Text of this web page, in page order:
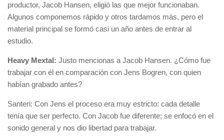
productor, Jacob Hansen, eligió las que mejor funcionaban.
Algunos componemos rápido y otros tardamos más, pero el
material principal se formó casi un año antes de entrar al
estudio.
Heavy Mextal: Justo mencionas a Jacob Hansen. ¿Cómo fue
trabajar con él en comparación con Jens Bogren, con quien
habían grabado antes?
Santeri: Con Jens el proceso era muy estricto: cada detalle
tenía que ser perfecto. Con Jacob fue diferente; se enfocó en el
sonido general y nos dio libertad para trabajar.